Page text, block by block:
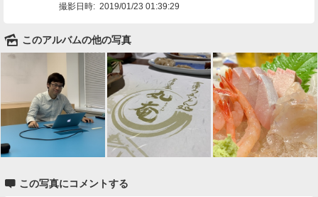
撮影日時: 2019/01/23 01:39:29
🌄 このアルバムの他の写真
 この写真にコメントする